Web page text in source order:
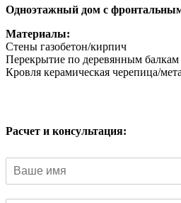
Одноэтажный дом с
Материалы:
Стены газобетон/кирпич
Перекрытие по деревянным балкам
Кровля керамическая черепица/
Расчет и консультация: